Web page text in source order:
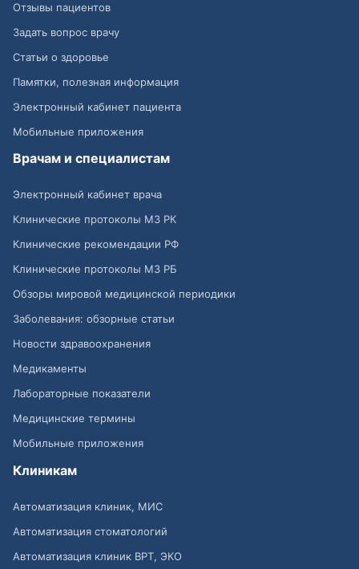
Отзывы пациентов
Задать вопрос врачу
Статьи о здоровье
Памятки, полезная информация
Электронный кабинет пациента
Мобильные приложения
Врачам и специалистам
Электронный кабинет врача
Клинические протоколы МЗ РК
Клинические рекомендации РФ
Клинические протоколы МЗ РБ
Обзоры мировой медицинской периодики
Заболевания: обзорные статьи
Новости здравоохранения
Медикаменты
Лабораторные показатели
Медицинские термины
Мобильные приложения
Клиникам
Автоматизация клиник, МИС
Автоматизация стоматологий
Автоматизация клиник ВРТ, ЭКО